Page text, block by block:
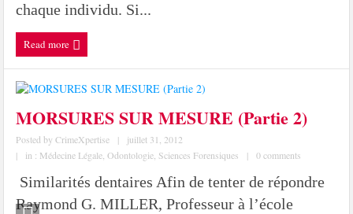
chaque individu. Si...
Read more
MORSURES SUR MESURE (Partie 2)
Posted byCrimeXpertise |
juillet 31, 2012
|
in : Médecine Légale,Odontologie, Sciences Forensiques | 0 comments
Similarités dentaires Afin de tenter de répondre
Raymond G. MILLER, Professeur à l’école